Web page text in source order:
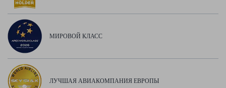
МИРОВОЙ КЛАСС
ЛУЧШАЯ АВИАКОМПАНИЯ ЕВРОПЫ